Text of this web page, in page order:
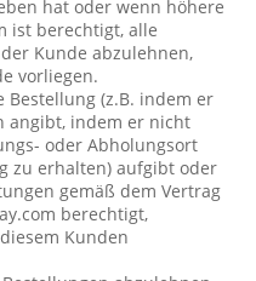
hat oder wenn höhere
ist berechtigt, alle
Kunde abzulehnen,
vorliegen.
Bestellung (z.B. indem er
angibt, indem er nicht
oder Abholungsort
zu erhalten) aufgibt oder
gemäß dem Vertrag
berechtigt,
Kunden